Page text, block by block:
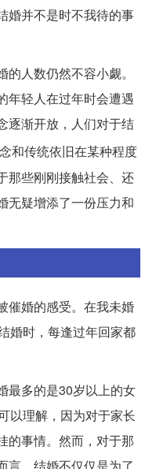
婚并不是时不我待的事
人数仍然不容小觑。
年轻人在过年时会遭遇
逐渐开放，人们对于结
和传统依旧在某种程度
那些刚刚接触社会、还
无疑增添了一份压力和
催婚的感受。在我未婚
婚时，每逢过年回家都
最多的是30岁以上的女
以理解，因为对于家长
的事情。然而，对于那